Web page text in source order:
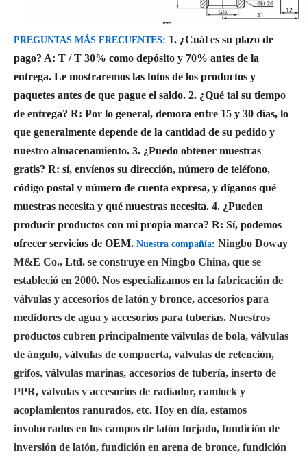
PREGUNTAS MÁS FRECUENTES: 1. ¿Cuál es su plazo de
pago? A: T / T 30% como depósito y 70% antes de la
entrega. Le mostraremos las fotos de los productos y
paquetes antes de que pague el saldo. 2. ¿Qué tal su tiempo
de entrega? R: Por lo general, demora entre 15 y 30 días, lo
que generalmente depende de la cantidad de su pedido y
nuestro almacenamiento. 3. ¿Puedo obtener muestras
gratis? R: sí, envíenos su dirección, número de teléfono,
código postal y número de cuenta expresa, y díganos qué
muestras necesita y qué muestras necesita. 4. ¿Pueden
producir productos con mi propia marca? R: Sí, podemos
ofrecer servicios de OEM. Nuestra compañía: Ningbo Doway
M&E Co., Ltd. se construye en Ningbo China, que se
estableció en 2000. Nos especializamos en la fabricación de
válvulas y accesorios de latón y bronce, accesorios para
medidores de agua y accesorios para tuberías. Nuestros
productos cubren principalmente válvulas de bola, válvulas
de ángulo, válvulas de compuerta, válvulas de retención,
grifos, válvulas marinas, accesorios de tubería, inserto de
PPR, válvulas y accesorios de radiador, camlock y
acoplamientos ranurados, etc. Hoy en día, estamos
involucrados en los campos de latón forjado, fundición de
inversión de latón, fundición en arena de bronce, fundición